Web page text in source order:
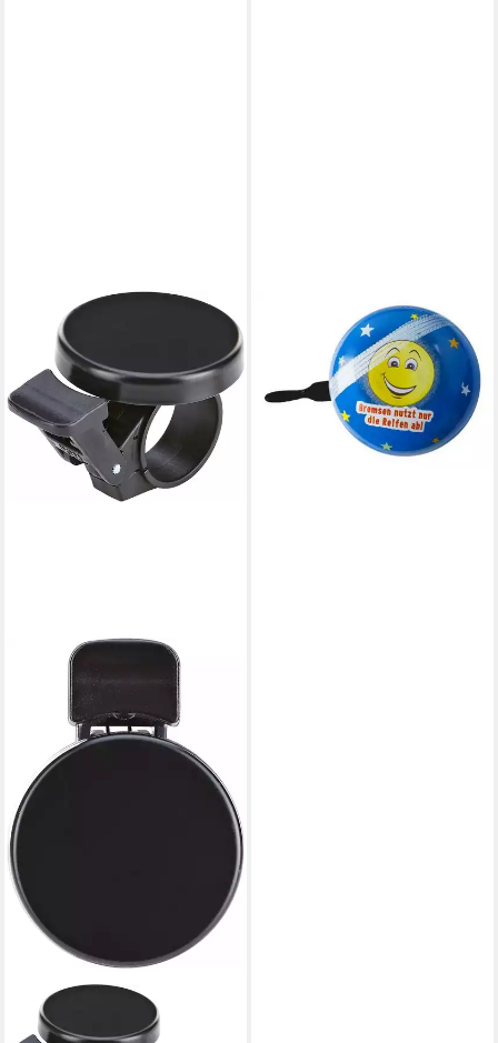
PROPHETE
Fahrradklingel Fahrradglocke
BB KLOSTERMANN
Fahrradklingel beBell Mini
Ding Dong „EMOJI BLAU“, Ø
60mm
lieferbar - in 3-4 Werktagen bei dir